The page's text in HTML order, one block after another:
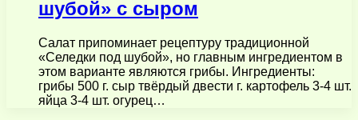
шубой» с сыром
Салат припоминает рецептуру традиционной
«Селедки под шубой», но главным ингредиентом в
этом варианте являются грибы. Ингредиенты:
грибы 500 г. сыр твёрдый двести г. картофель 3-4 шт.
яйца 3-4 шт. огурец…